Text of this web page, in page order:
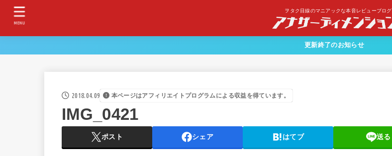
ヲタク目線のマニアックな本音レビューブログ
MENU
更新終了のお知らせ
2018.04.09 本ページはアフィリエイトプログラムによる収益を得ています。
IMG_0421
ポスト シェア はてブ 送る